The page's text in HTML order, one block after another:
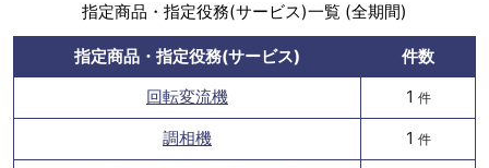
指定商品・指定役務(サービス)一覧 (全期間)
指定商品・指定役務(サービス)
件数
回転変流機
1 件
調相機 1 件